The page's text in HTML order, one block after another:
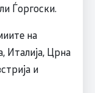
Ѓоргоски.
на
Италија, Црна
и